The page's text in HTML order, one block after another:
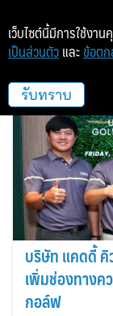
แคดดี้ คิว
บริษัท แคดดี้ คิ
เพิ่มช่องทางค
กอล์ฟ
เว็บไซต์นี้มีการใช้งา
เป็นส่วนตัว และ ข้อตก
รับทราบ